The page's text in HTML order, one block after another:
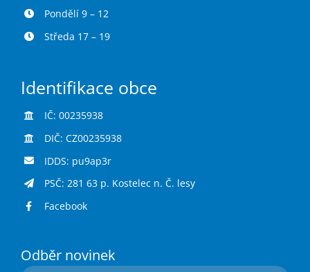
Pondělí 9 – 12
Středa 17 – 19
Identifikace obce
IČ: 00235938
DIČ: CZ00235938
IDDS: pu9ap3r
PSČ: 281 63 p. Kostelec n. Č. lesy
Facebook
Odběr novinek